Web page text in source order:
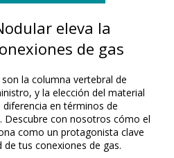
eleva la
de gas
son la columna vertebral de
y la elección del material
en términos de
Descubre con nosotros cómo el
como un protagonista clave
tus conexiones de gas.